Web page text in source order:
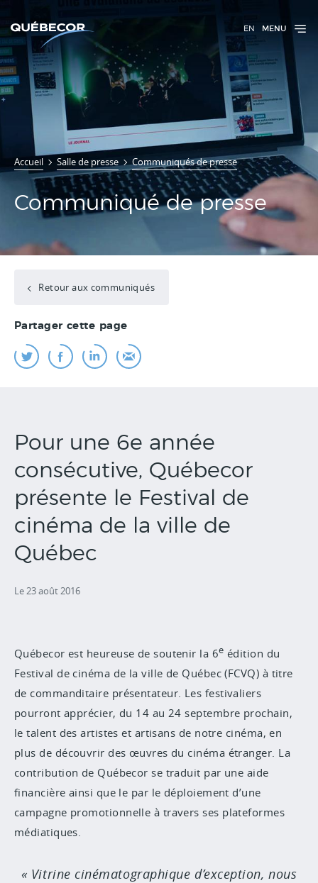
EN MENU
Accueil Salle de presse Communiqués de presse
Communiqué de presse
Retour aux communiqués
Partager cette page
Pour une 6e année
consécutive, Québecor
présente le Festival de
cinéma de la ville de
Québec
Le 23 août 2016
Québecor est heureuse de soutenir la 6e édition du
Festival de cinéma de la ville de Québec (FCVQ) à titre
de commanditaire présentateur. Les festivaliers
pourront apprécier, du 14 au 24 septembre prochain,
le talent des artistes et artisans de notre cinéma, en
plus de découvrir des œuvres du cinéma étranger. La
contribution de Québecor se traduit par une aide
financière ainsi que le par le déploiement d’une
campagne promotionnelle à travers ses plateformes
médiatiques.
Vitrine cinématographique d’exception, nous